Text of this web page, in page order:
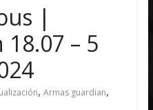
|
– 5
,Armas guardian,